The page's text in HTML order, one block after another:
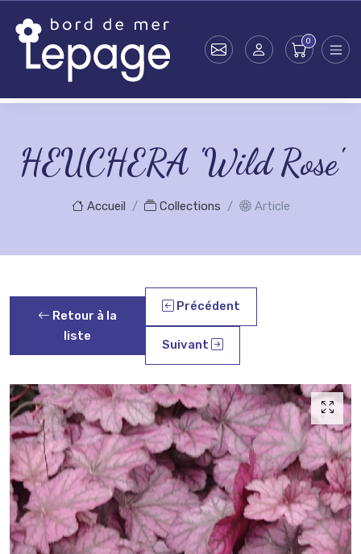
HEUCHERA 'Wild Rose'
Accueil Collections Article
Retour à la
liste
Précédent
Suivant